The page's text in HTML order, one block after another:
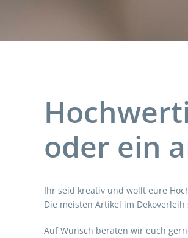
oder ein
Ihr seid kreativ und wollt eure
Die meisten Artikel im
Auf Wunsch beraten wir euch